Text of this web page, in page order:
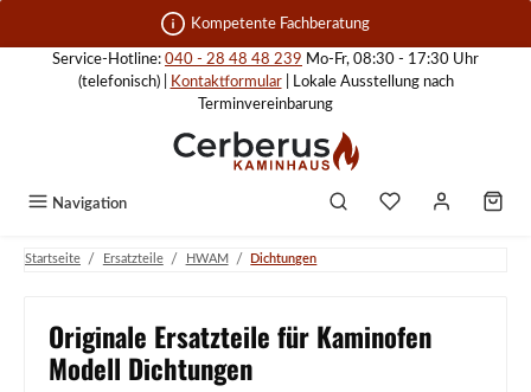
Zum Hauptinhalt springen Kompetente Fachberatung
Service-Hotline: 040 - 28 48 48 239 Mo-Fr, 08:30 - 17:30 Uhr
(telefonisch) |
Kontaktformular| Lokale Ausstellung nach
Terminvereinbarung
Navigation
Startseite / Ersatzteile / HWAM / Dichtungen
Originale Ersatzteile für Kaminofen
Modell Dichtungen